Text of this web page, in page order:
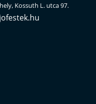
Kossuth L. utca 97.